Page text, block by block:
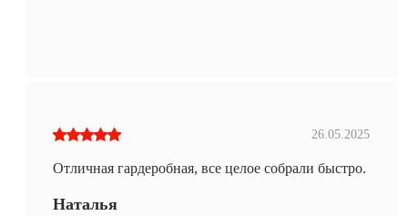
26.05.2025
Отличная гардеробная, все целое собрали быстро.
Наталья